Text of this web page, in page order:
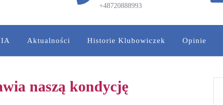
+48720888993
Aktualności Historie Klubowiczek Opinie
naszą kondycję